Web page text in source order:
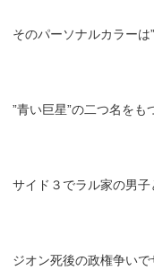
そのパーソナルカラーは”
”青い巨星”の二つ名を
サイド３でラル家の男子
ジオン死後の政権争いで